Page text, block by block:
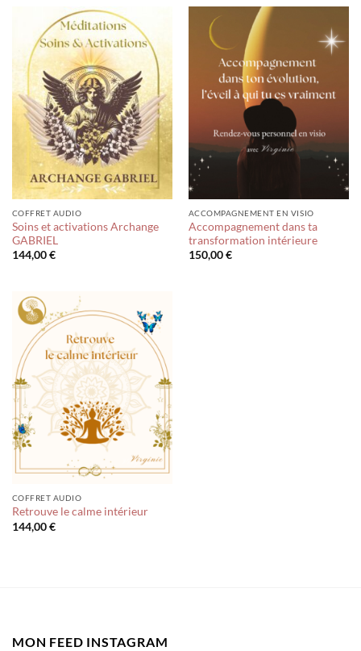
COFFRET AUDIO
Soins et activations Archange
GABRIEL
144,00€
ACCOMPAGNEMENT EN VISIO
Accompagnement dans ta
transformation intérieure
150,00€
COFFRET AUDIO
Retrouve le calme intérieur
144,00€
MON FEED INSTAGRAM